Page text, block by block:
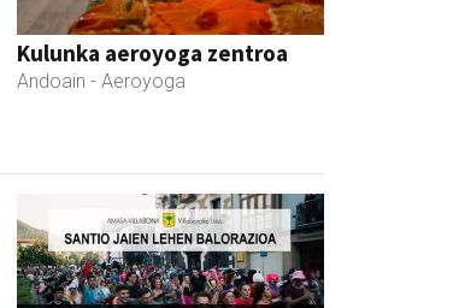
Kulunka aeroyoga zentroa
Andoain - Aeroyoga